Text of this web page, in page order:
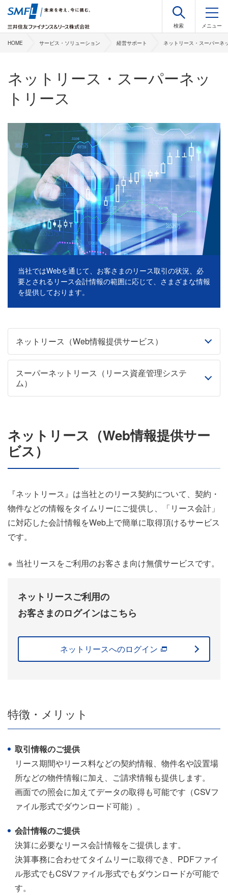
HOME サービス・ソリューション 経営サポート ネットリース・スーパーネ
ネットリース・スーパーネッ
トリース
当社ではWebを通じて、お客さまのリース取引の状況、必
要とされるリース会計情報の範囲に応じて、さまざまな情報
を提供しております。
ネットリース（Web情報提供サービス）
スーパーネットリース（リース資産管理システ
ム）
ネットリース（Web情報提供サー
ビス）
『ネットリース』は当社とのリース契約について、契約・
物件などの情報をタイムリーにご提供し、「リース会計」
に対応した会計情報をWeb上で簡単に取得頂けるサービス
です。
※ 当社リースをご利用のお客さま向け無償サービスです。
ネットリースご利用の
お客さまのログインはこちら
ネットリースへのログイン
特徴・メリット
取引情報のご提供
リース期間やリース料などの契約情報、物件名や設置場
所などの物件情報に加え、ご請求情報も提供します。
画面での照会に加えてデータの取得も可能です（CSVフ
ァイル形式でダウンロード可能）。
会計情報のご提供
決算に必要なリース会計情報をご提供します。
決算事務に合わせてタイムリーに取得でき、PDFファイ
ル形式でもCSVファイル形式でもダウンロードが可能で
す。